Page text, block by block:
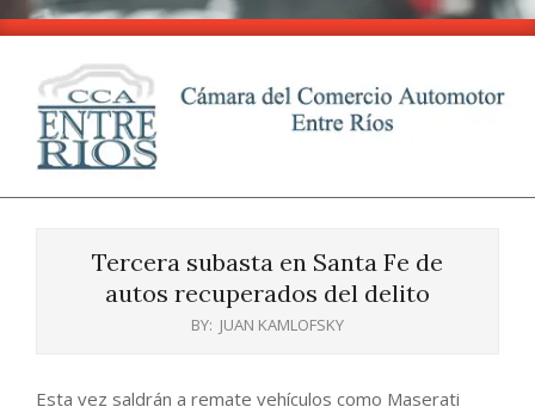
Skip
content
CCA
EntreTercera subasta en Santa Fe de
autos recuperados del delito
BY: JUAN KAMLOFSKY
Esta vez saldrán a remate vehículos como Maserati